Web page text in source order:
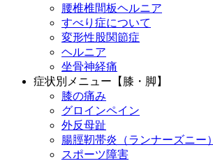
腰椎椎間板ヘルニア
すべり症について
変形性股関節症
ヘルニア
坐骨神経痛
症状別メニュー【膝・脚】
膝の痛み
グロインペイン
外反母趾
腸脛靭帯炎（ランナーズニー）
スポーツ障害